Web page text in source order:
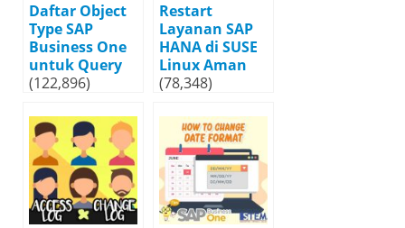
Daftar Object
Type SAP
Business One
untuk Query
(122,896)
Restart
Layanan SAP
HANA di SUSE
Linux Aman
(78,348)